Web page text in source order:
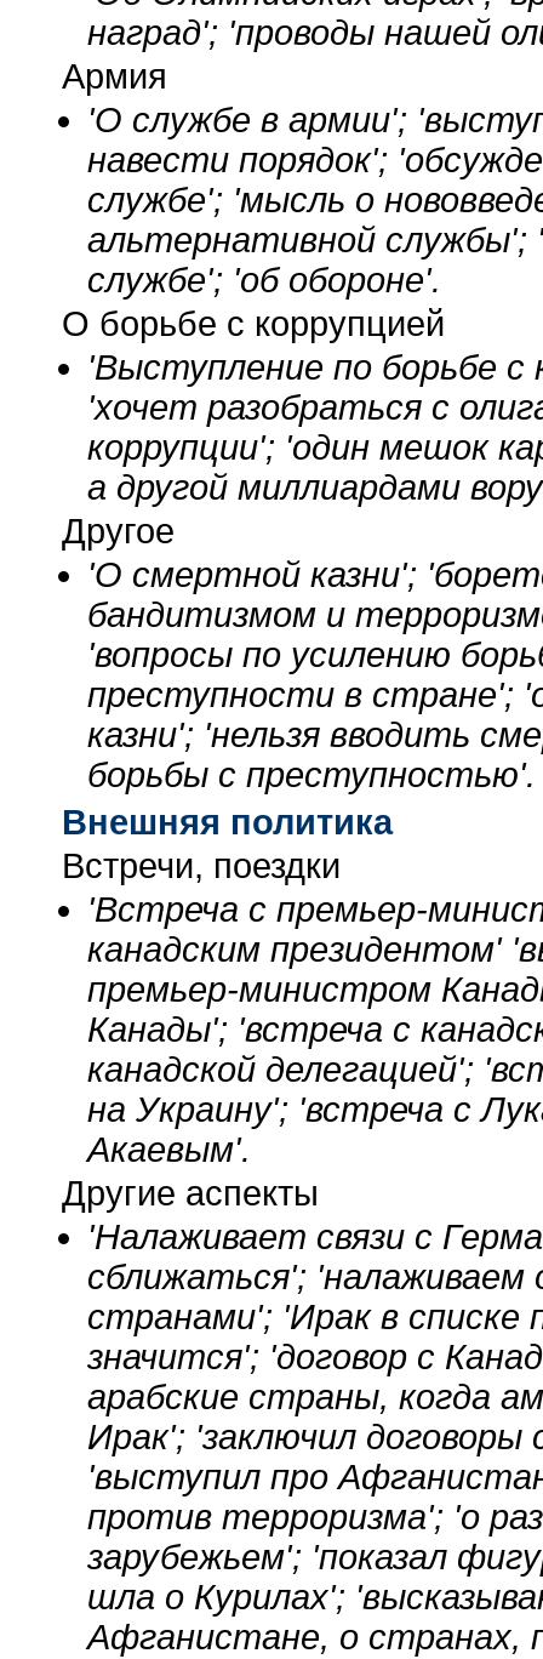
наград'; 'проводы нашей
Армия
'О службе в армии';
навести порядок';
службе'; 'мысль о
альтернативной службы';
службе'; 'об обороне'.
О борьбе с коррупцией
'Выступление по борьбе с
'хочет разобраться с
коррупции'; 'один мешок
а другой миллиардами
Другое
'О смертной казни';
бандитизмом и
'вопросы по усилению
преступности в стране';
казни'; 'нельзя вводить
борьбы с преступностью'.
Внешняя политика
Встречи, поездки
'Встреча с премьер-
канадским президентом'
премьер-министром
Канады'; 'встреча с
канадской делегацией';
на Украину'; 'встреча с
Акаевым'.
Другие аспекты
'Налаживает связи с
сближаться'; 'налаживаем
странами'; 'Ирак в
значится'; 'договор с
арабские страны, когда
Ирак'; 'заключил договоры
'выступил про
против терроризма'; 'о
зарубежьем'; 'показал
шла о Курилах';
Афганистане, о странах,